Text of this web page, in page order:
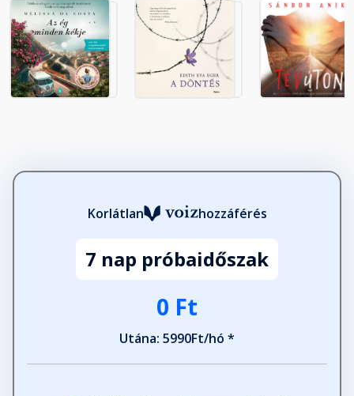
Korlátlan hozzáférés
7 nap próbaidőszak
0 Ft
Utána: 5990Ft/hó *